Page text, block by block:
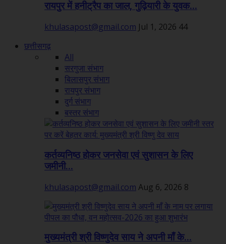
रायपुर में हनीट्रैप का जाल, गुढ़ियारी के युवक...
khulasapost@gmail.com Jul 1, 2026 44
छत्तीसगढ़
All
सरगुजा संभाग
बिलासपुर संभाग
रायपुर संभाग
दुर्ग संभाग
बस्तर संभाग
कर्तव्यनिष्ठ होकर जनसेवा एवं सुशासन के लिए
जमीनी...
khulasapost@gmail.com Aug 6, 2026 8
मुख्यमंत्री श्री विष्णुदेव साय ने अपनी माँ के...